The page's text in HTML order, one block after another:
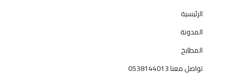
الرئيسية
المدونة
المطابخ
تواصل معنا 0538144013